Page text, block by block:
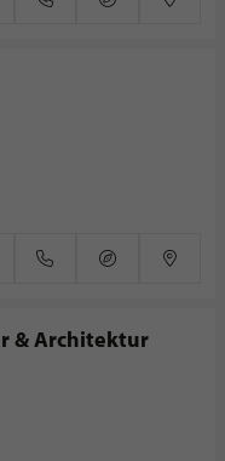
& Architektur